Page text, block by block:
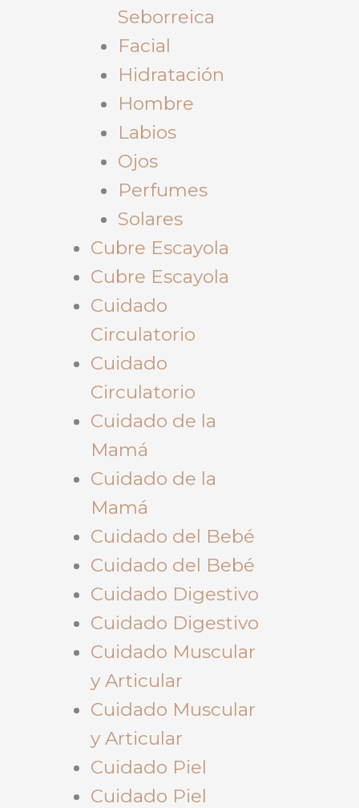
Seborreica
Facial
Hidratación
Hombre
Labios
Ojos
Perfumes
Solares
Cubre Escayola
Cubre Escayola
Cuidado
Circulatorio
Cuidado
Circulatorio
Cuidado de la
Mamá
Cuidado de la
Mamá
Cuidado del Bebé
Cuidado del Bebé
Cuidado Digestivo
Cuidado Digestivo
Cuidado Muscular
y Articular
Cuidado Muscular
y Articular
Cuidado Piel
Cuidado Piel